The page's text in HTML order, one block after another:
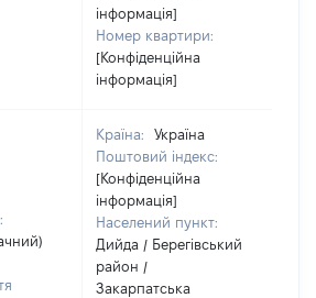
інформація]
Номер квартири:
[Конфіденційна
інформація]
Країна:
Україна
Поштовий індекс:
[Конфіденційна
інформація]
Населений пункт:
Дийда / Берегівський
район /
Закарпатська